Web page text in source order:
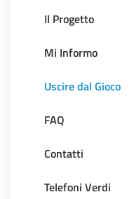
Il Progetto
Mi Informo
Uscire dal Gioco
FAQ
Contatti
Telefoni Verdi